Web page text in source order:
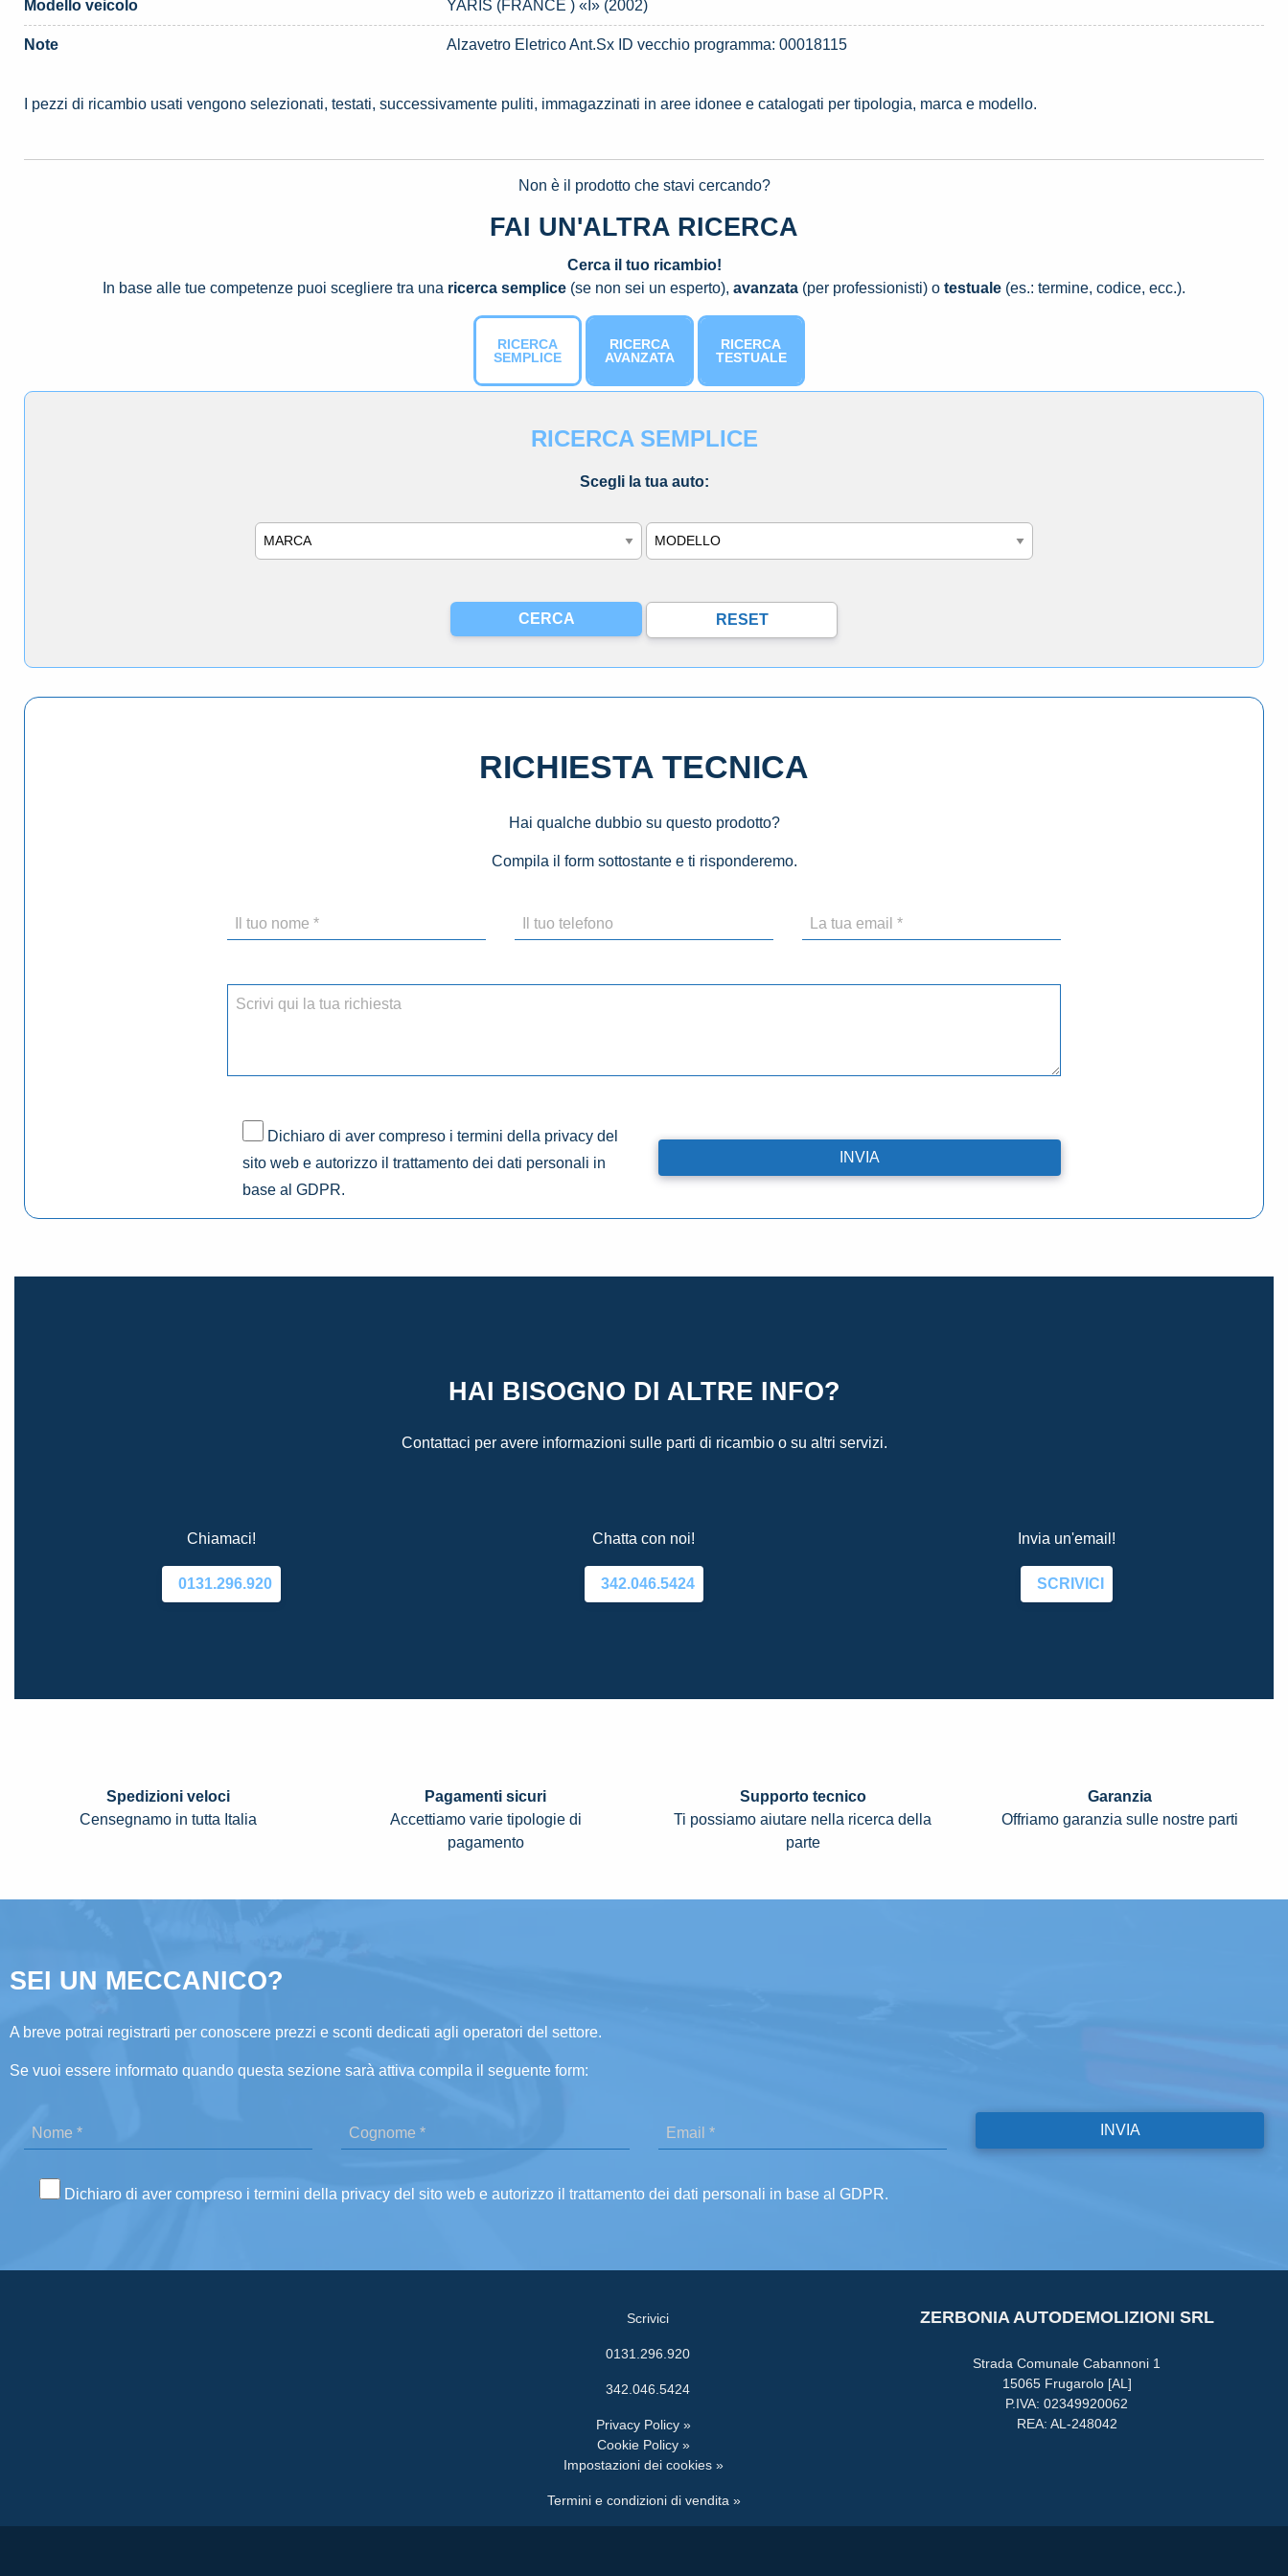
Modello veicolo YARIS (FRANCE ) «I» (2002)
Note Alzavetro Eletrico Ant.Sx ID vecchio programma: 00018115
I pezzi di ricambio usati vengono selezionati, testati, successivamente puliti, immagazzinati in aree idonee e catalogati per tipologia, marca e modello.
Non è il prodotto che stavi cercando?
FAI UN'ALTRA RICERCA
Cerca il tuo ricambio!
In base alle tue competenze puoi scegliere tra una ricerca semplice (se non sei un esperto), avanzata (per professionisti) o testuale (es.: termine, codice, ecc.).
RICERCA
SEMPLICE
RICERCA
AVANZATA
RICERCA
TESTUALE
RICERCA SEMPLICE
Scegli la tua auto:
Marca Modello
RICHIESTA TECNICA
Hai qualche dubbio su questo prodotto?
Compila il form sottostante e ti risponderemo.
Dichiaro di aver compreso i termini della privacy del
sito web e autorizzo il trattamento dei dati personali in
base al GDPR.
HAI BISOGNO DI ALTRE INFO?
Contattaci per avere informazioni sulle parti di ricambio o su altri servizi.
Chiamaci!
0131.296.920
Chatta con noi!
342.046.5424
Invia un'email!
SCRIVICI
Spedizioni veloci
Censegnamo in tutta Italia
Pagamenti sicuri
Accettiamo varie tipologie di
pagamento
Supporto tecnico
Ti possiamo aiutare nella ricerca della
parte
Garanzia
Offriamo garanzia sulle nostre parti
SEI UN MECCANICO?
A breve potrai registrarti per conoscere prezzi e sconti dedicati agli operatori del settore.
Se vuoi essere informato quando questa sezione sarà attiva compila il seguente form:
Dichiaro di aver compreso i termini della privacy del sito web e autorizzo il trattamento dei dati personali in base al GDPR.
Scrivici
0131.296.920
342.046.5424
Privacy Policy »
Cookie Policy »
Impostazioni dei cookies »
Termini e condizioni di vendita »
ZERBONIA AUTODEMOLIZIONI SRL
Strada Comunale Cabannoni 1
15065 Frugarolo [AL]
P.IVA: 02349920062
REA: AL-248042